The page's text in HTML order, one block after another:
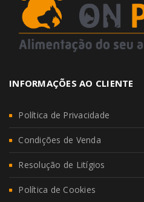
INFORMAÇÕES AO CLIENTE
Política de Privacidade
Condições de Venda
Resolução de Litígios
Política de Cookies